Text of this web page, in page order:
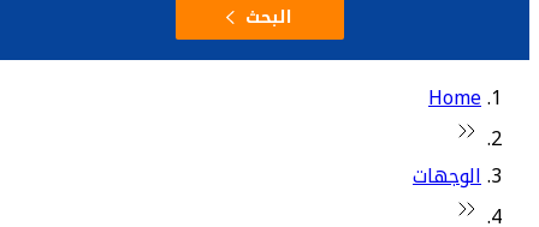
البحث
Home
الوجهات